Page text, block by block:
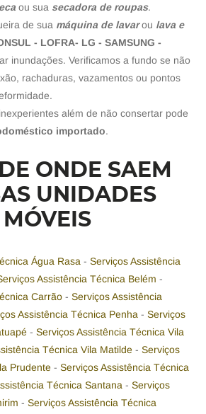
ou sua secadora de roupas.
de sua máquina de lavarou lava e
- LOFRA- LG - SAMSUNG -
inundações. Verificamos a fundo se não
rachaduras, vazamentos ou pontos
além de não consertar pode
importado.
ONDE SAEM
UNIDADES
MÓVEIS
Água Rasa - Serviços Assistência
Assistência Técnica Belém -
Carrão - Serviços Assistência
Assistência Técnica Penha - Serviços
- Serviços Assistência Técnica Vila
Técnica Vila Matilde - Serviços
Prudente - Serviços Assistência Técnica
Técnica Santana - Serviços
- Serviços Assistência Técnica